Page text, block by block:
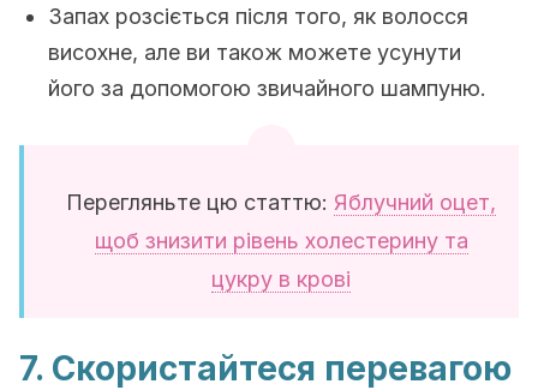
Запах розсіється після того, як волосся
висохне, але ви також можете усунути
його за допомогою звичайного шампуню.
Перегляньте цю статтю: Яблучний оцет,
щоб знизити рівень холестерину та
цукру в крові
7. Скористайтеся перевагою